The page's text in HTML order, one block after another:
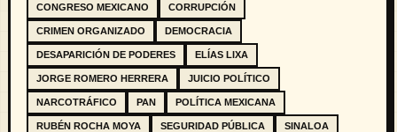
CONGRESO MEXICANO CORRUPCIÓN
CRIMEN ORGANIZADO DEMOCRACIA
DESAPARICIÓN DE PODERES ELÍAS LIXA
JORGE ROMERO HERRERA JUICIO POLÍTICO
NARCOTRÁFICO PAN POLÍTICA MEXICANA
RUBÉN ROCHA MOYA SEGURIDAD PÚBLICA SINALOA